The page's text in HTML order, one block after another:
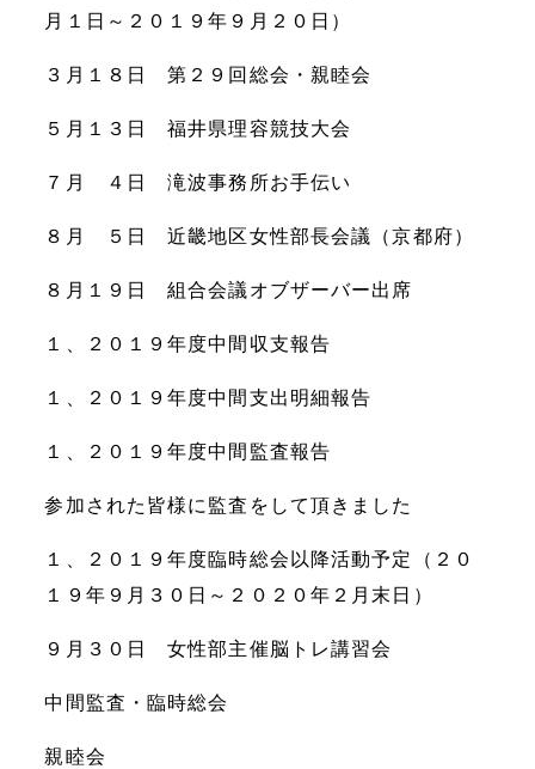
月１日～２０１９年９月２０日）
３月１８日 第２９回総会・親睦会
５月１３日 福井県理容競技大会
７月 ４日 滝波事務所お手伝い
８月 ５日 近畿地区女性部長会議（京都府）
８月１９日 組合会議オブザーバー出席
１、２０１９年度中間収支報告
１、２０１９年度中間支出明細報告
１、２０１９年度中間監査報告
参加された皆様に監査をして頂きました
１、２０１９年度臨時総会以降活動予定（２０
１９年９月３０日～２０２０年２月末日）
９月３０日 女性部主催脳トレ講習会
中間監査・臨時総会
親睦会